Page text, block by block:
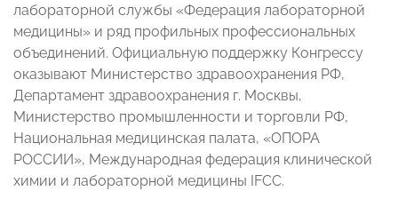
лабораторной службы «Федерация лабораторной
медицины» и ряд профильных профессиональных
объединений. Официальную поддержку Конгрессу
оказывают Министерство здравоохранения РФ,
Департамент здравоохранения г. Москвы,
Министерство промышленности и торговли РФ,
Национальная медицинская палата, «ОПОРА
РОССИИ», Международная федерация клинической
химии и лабораторной медицины IFCC.